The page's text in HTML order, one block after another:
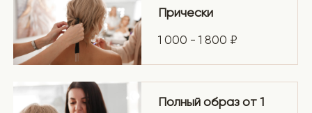
Полный образ от 1
мастера
2 400 - 3 300 ₽